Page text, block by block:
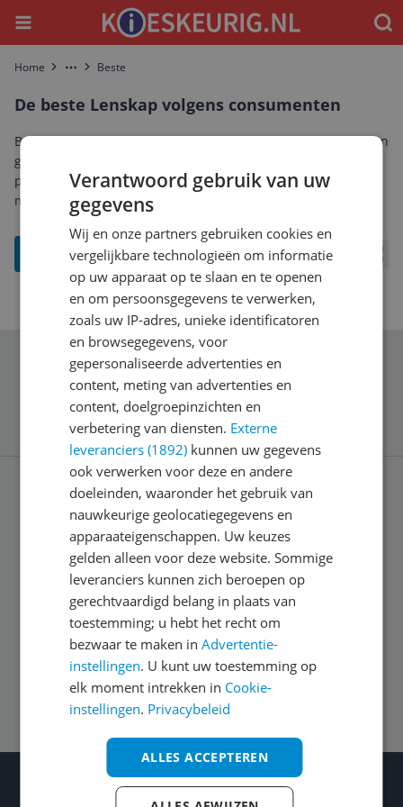
Menu
Home More Beste
De beste Lenskap volgens consumenten
Bekijk de best beoordeelde Lenskap: alleen modellen met een
gemiddelde reviewscore van minimaal een 8, gesorteerd op
populariteit onder bezoekers. Vergelijk reviews en prijzen en
maak eenvoudig de beste keuze.
Schrijf je in voor onze nieuwsbrief
Algemeen
Zakelijk
Volg ons op
Wat je ook kiest: Blijf kieskeurig
Verantwoord gebruik van uw
gegevens
Wij en onze partners gebruiken cookies en
vergelijkbare technologieën om informatie
op uw apparaat op te slaan en te openen
en om persoonsgegevens te verwerken,
zoals uw IP-adres, unieke identificatoren
en browsegegevens, voor
gepersonaliseerde advertenties en
content, meting van advertenties en
content, doelgroepinzichten en
verbetering van diensten. Externe
leveranciers (1892) kunnen uw gegevens
ook verwerken voor deze en andere
doeleinden, waaronder het gebruik van
nauwkeurige geolocatiegegevens en
apparaateigenschappen. Uw keuzes
gelden alleen voor deze website. Sommige
leveranciers kunnen zich beroepen op
gerechtvaardigd belang in plaats van
toestemming; u hebt het recht om
bezwaar te maken inAdvertentie-
instellingen. U kunt uw toestemming op
elk moment intrekken in Cookie-
instellingen. Privacybeleid
ALLES ACCEPTEREN